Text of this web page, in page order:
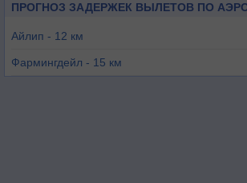
ПРОГНОЗ ЗАДЕРЖЕК ВЫЛЕТОВ ПО
Айлип - 12 км
Фармингдейл - 15 км